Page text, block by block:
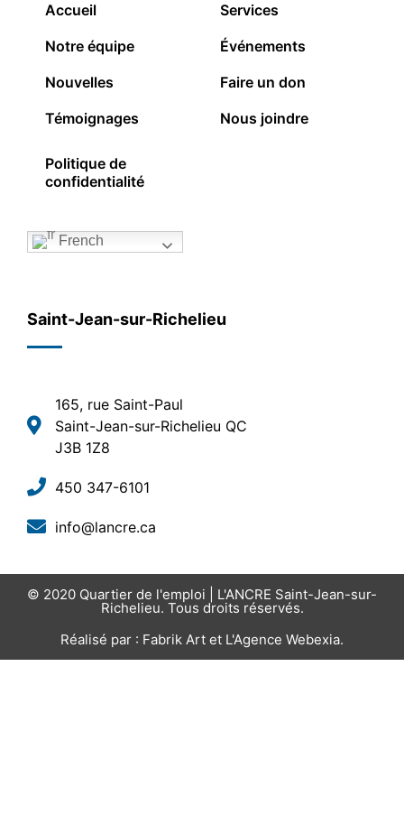
Accueil
Notre équipe
Nouvelles
Témoignages
Services
Événements
Faire un don
Nous joindre
Politique de
confidentialité
French
Saint-Jean-sur-Richelieu
165, rue Saint-Paul
Saint-Jean-sur-Richelieu QC
J3B 1Z8
450 347-6101
info@lancre.ca
© 2020 Quartier de l'emploi | L'ANCRE Saint-Jean-sur-
Richelieu. Tous droits réservés.
Réalisé par : Fabrik Art et L'Agence Webexia.